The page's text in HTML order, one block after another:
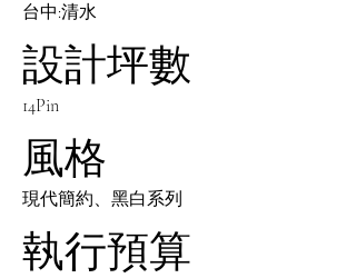
台中:清水
設計坪數
14Pin
風格
現代簡約、黑白系列
執行預算